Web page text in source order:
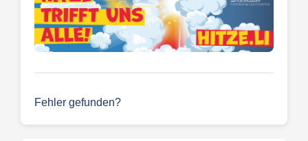
Fehler gefunden?